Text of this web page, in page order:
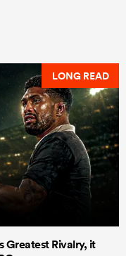
LONG READ
Greatest Rivalry, it